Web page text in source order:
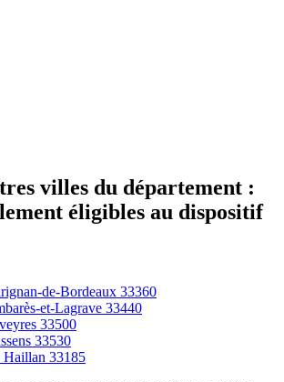
villes du département :
éligibles au dispositif
de-Bordeaux 33360
et-Lagrave 33440
33500
33530
33185